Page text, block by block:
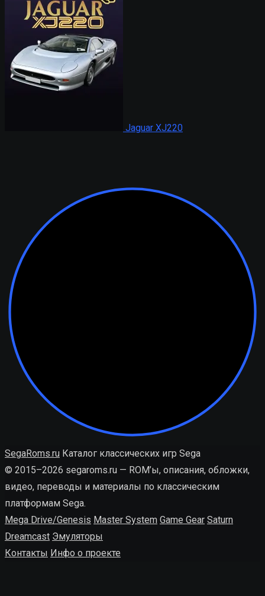
Jaguar XJ220
SegaRoms.ru Каталог классических игр Sega
© 2015–2026 segaroms.ru — ROM’ы, описания, обложки,
видео, переводы и материалы по классическим
платформам Sega.
Mega Drive/Genesis Master System Game Gear Saturn
Dreamcast Эмуляторы
Контакты Инфо о проекте